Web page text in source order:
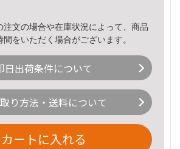
文の場合や在庫状況によって、商品
をいただく場合がございます。
日出荷条件について
り方法・送料について
カートに入れる